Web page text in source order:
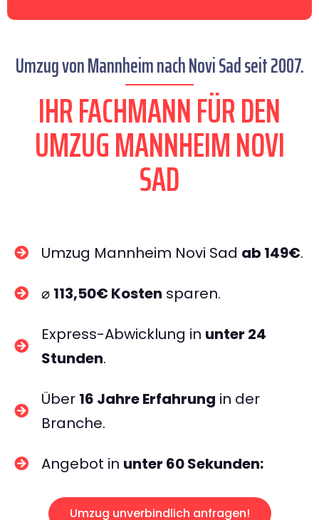
Umzug von Mannheim nach Novi Sad seit 2007.
IHR FACHMANN FÜR DEN
UMZUG MANNHEIM NOVI
SAD
Umzug Mannheim Novi Sad ab 149€.
⌀ 113,50€ Kosten sparen.
Express-Abwicklung in unter 24
Stunden.
Über 16 Jahre Erfahrung in der
Branche.
Angebot in unter 60 Sekunden:
Umzug unverbindlich anfragen!